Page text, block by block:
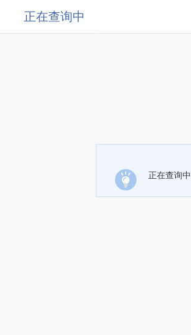
正在查询中
正在查询